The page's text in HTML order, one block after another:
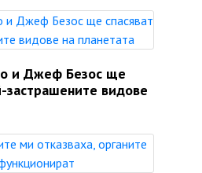
и Джеф Безос ще
застрашените видове